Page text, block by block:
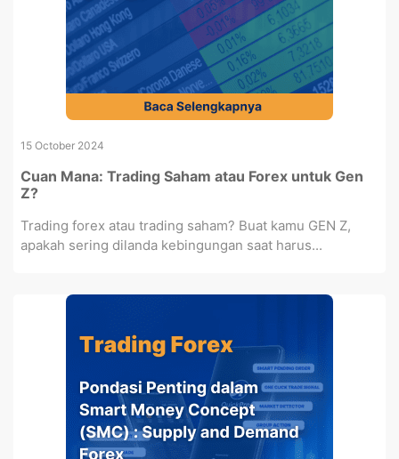
15 October 2024
Cuan Mana: Trading Saham atau Forex untuk Gen
Z?
Trading forex atau trading saham? Buat kamu GEN Z,
apakah sering dilanda kebingungan saat harus...